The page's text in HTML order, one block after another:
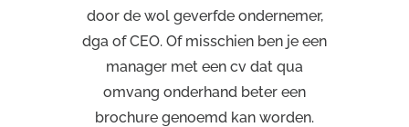
door de wol geverfde ondernemer,
dga of CEO. Of misschien ben je een
manager met een cv dat qua
omvang onderhand beter een
brochure genoemd kan worden.